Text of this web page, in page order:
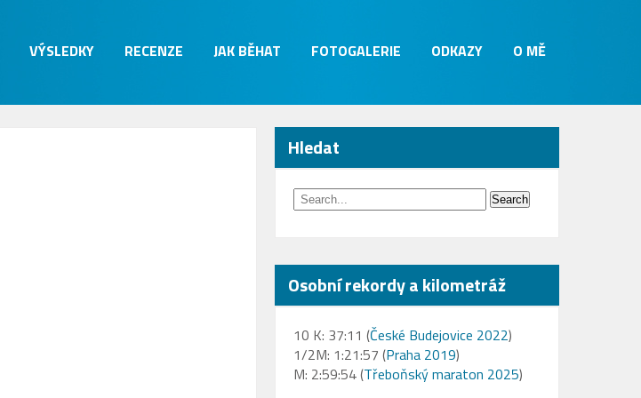
VÝSLEDKY RECENZE JAK BĚHAT FOTOGALERIE ODKAZY O MĚ
Hledat
Osobní rekordy a kilometráž
10 K: 37:11 (České Budejovice 2022)
1/2M: 1:21:57 (Praha 2019)
M: 2:59:54 (Třeboňský maraton 2025)